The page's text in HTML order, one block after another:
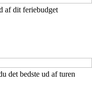
af dit feriebudget
det bedste ud af turen